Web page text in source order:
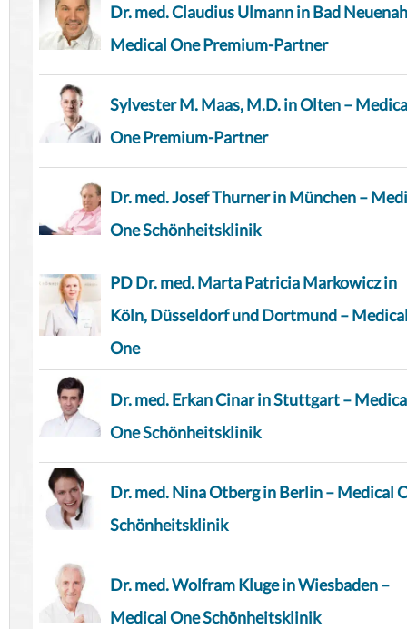
Dr. med. Claudius Ulmann in Bad
Medical One Premium-Partner
Sylvester M. Maas, M.D. in Olten –
One Premium-Partner
Dr. med. Josef Thurner in München –
One Schönheitsklinik
PD Dr. med. Marta Patricia Markowicz in
Köln, Düsseldorf und Dortmund –
One
Dr. med. Erkan Cinar in Stuttgart –
One Schönheitsklinik
Dr. med. Nina Otberg in Berlin – Medical
Schönheitsklinik
Dr. med. Wolfram Kluge in Wiesbaden –
Medical One Schönheitsklinik